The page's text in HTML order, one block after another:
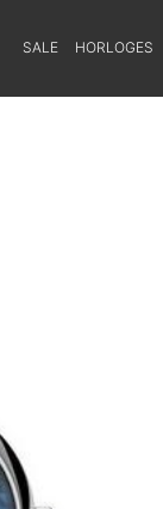
SALE HORLOGES